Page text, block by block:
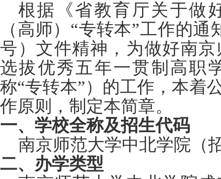
根据《省教育厅关于做
（高师）“专转本”工作的
号）文件精神，为做好南
选拔优秀五年一贯制高职
称“专转本”）的工作，本着
作原则，制定本简章。
一、学校全称及招生代码
南京师范大学中北学院（
二、办学类型